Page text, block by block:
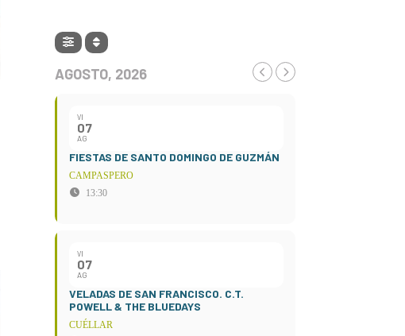
AGOSTO, 2026
VI
07
AG
FIESTAS DE SANTO DOMINGO DE GUZMÁN
CAMPASPERO
13:30
VI
07
AG
VELADAS DE SAN FRANCISCO. C.T.
POWELL & THE BLUEDAYS
CUÉLLAR